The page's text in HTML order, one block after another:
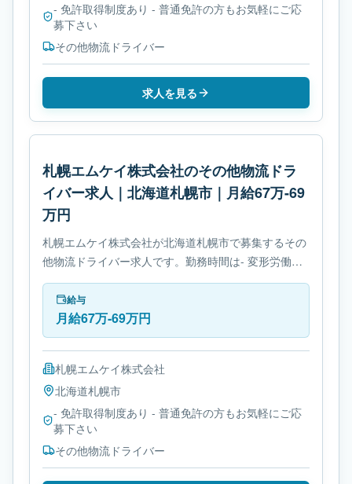
- 免許取得制度あり - 普通免許の方もお気軽にご応
募下さい
その他物流ドライバー
求人を見る
札幌エムケイ株式会社のその他物流ドラ
イバー求人｜北海道札幌市｜月給67万-69
万円
札幌エムケイ株式会社が北海道札幌市で募集するその
他物流ドライバー求人です。勤務時間は- 変形労働時
間制です。必要免許は- 免許取得制度ありです。
給与
月給67万-69万円
札幌エムケイ株式会社
北海道札幌市
- 免許取得制度あり - 普通免許の方もお気軽にご応
募下さい
その他物流ドライバー